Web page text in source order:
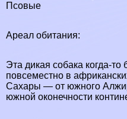
Псовые
Ареал обитания:
Эта дикая собака когда-
повсеместно в
Сахары — от южного
южной оконечности